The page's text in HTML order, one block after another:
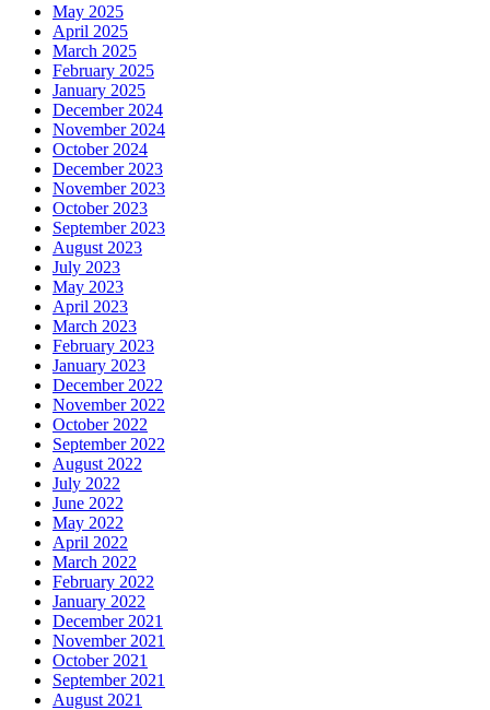
May 2025
April 2025
March 2025
February 2025
January 2025
December 2024
November 2024
October 2024
December 2023
November 2023
October 2023
September 2023
August 2023
July 2023
May 2023
April 2023
March 2023
February 2023
January 2023
December 2022
November 2022
October 2022
September 2022
August 2022
July 2022
June 2022
May 2022
April 2022
March 2022
February 2022
January 2022
December 2021
November 2021
October 2021
September 2021
August 2021